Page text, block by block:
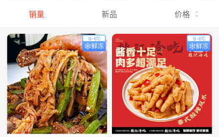
销量 新品 价格